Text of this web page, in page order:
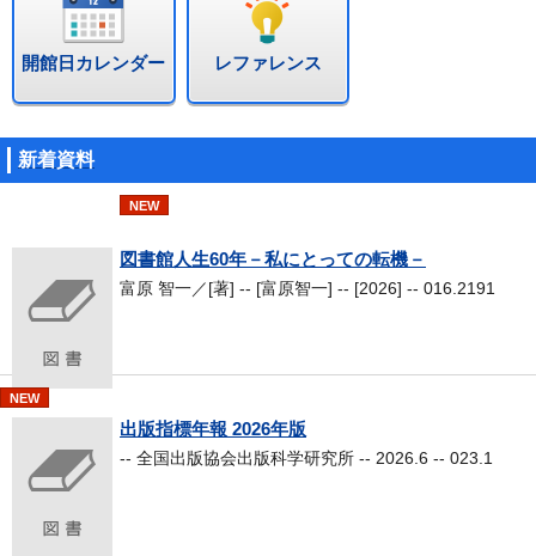
開館日カレンダー レファレンス
新着資料
NEW
図書館人生60年－私にとっての転機－
富原 智一／[著] -- [富原智一] -- [2026] -- 016.2191
NEW
出版指標年報 2026年版
-- 全国出版協会出版科学研究所 -- 2026.6 -- 023.1